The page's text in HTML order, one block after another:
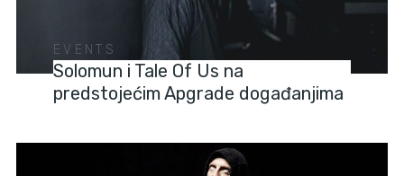
EVENTS
Solomun i Tale Of Us na
predstojećim Apgrade događanjima